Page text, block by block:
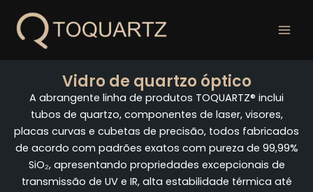
para
Vidro de quartzo óptico
A abrangente linha de produtos TOQUARTZ® inclui
tubos de quartzo, componentes de laser, visores,
placas curvas e cubetas de precisão, todos fabricados
de acordo com padrões exatos com pureza de 99,99%
SiO₂, apresentando propriedades excepcionais de
transmissão de UV e IR, alta estabilidade térmica até